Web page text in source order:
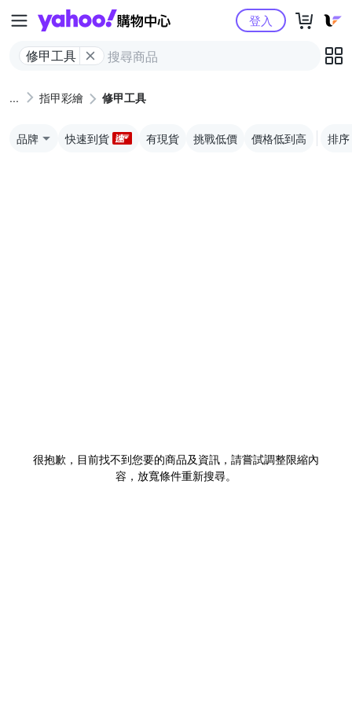
Yahoo購物中心
修甲工具
登入
指甲彩繪 修甲工具
品牌 快速到貨 有現貨 挑戰低價 價格低到高 排序
很抱歉，目前找不到您要的商品及資訊，請嘗試調整限縮內
容，放寬條件重新搜尋。